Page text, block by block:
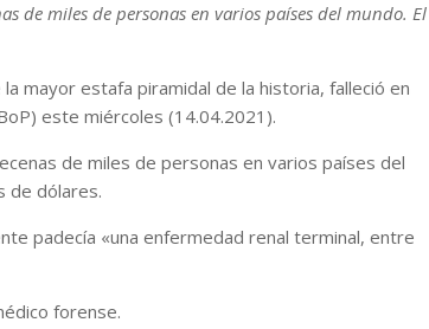
de miles de personas en varios países del mundo. El
mayor estafa piramidal de la historia, falleció en
este miércoles (14.04.2021).
de miles de personas en varios países del
de dólares.
padecía «una enfermedad renal terminal, entre
forense.